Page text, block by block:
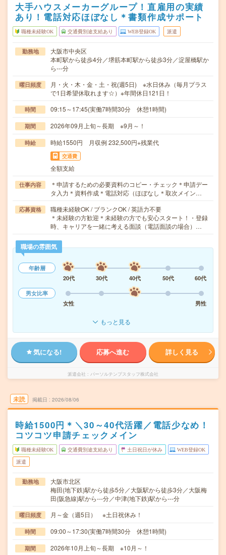
大手ハウスメーカーグループ！直雇用の実績
あり！電話対応ほぼなし＊書類作成サポート
職種未経験OK 交通費別途支給あり WEB登録OK 派遣
勤務地
大阪市中央区
本町駅から徒歩4分／堺筋本町駅から徒歩3分／淀屋橋駅か
ら---分
曜日頻度
月・火・木・金・土・祝(週5日) ※水日休み（毎月プラス
で1日希望休取れます☆）※年間休日121日！
時間 09:15～17:45(実働7時間30分 休憩1時間)
期間 2026年09月上旬～長期 ※9月～！
時給 時給1550円 月収例 232,500円+残業代
交通費
全額支給
仕事内容
＊申請するための必要資料のコピー・チェック＊申請デー
タ入力＊資料作成＊電話対応（ほぼなし＊取次メイン…
応募資格
職種未経験OK / ブランクOK / 英語力不要
＊未経験の方歓迎＊未経験の方でも安心スタート！・登録
時、キャリアを一緒に考える面談（電話面談の場合）…
職場の雰囲気
年齢層
20代
30代 40代 50代
60代
男女比率
女性
男性
もっと見る
気になる! 応募へ進む 詳しく見る
派遣会社 パーソルテンプスタッフ株式会社
未読 掲載日 2026/08/06
時給1500円＊＼30～40代活躍／電話少なめ！
コツコツ申請チェックメイン
職種未経験OK 交通費別途支給あり 土日祝日が休み WEB登録OK
派遣
勤務地
大阪市北区
梅田(地下鉄)駅から徒歩5分／大阪駅から徒歩3分／大阪梅
田(阪急線)駅から---分／中津(地下鉄)駅から---分
曜日頻度 月～金（週5日） ※土日祝休み！
時間 09:00～17:30(実働7時間30分 休憩1時間)
期間 2026年10月上旬～長期 ※10月～！